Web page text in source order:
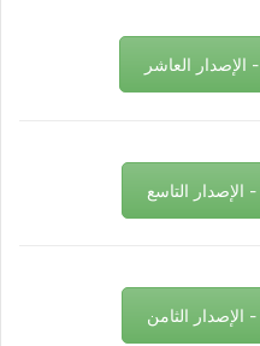
العاشر
الإصدار التاسع
الإصدار الثامن